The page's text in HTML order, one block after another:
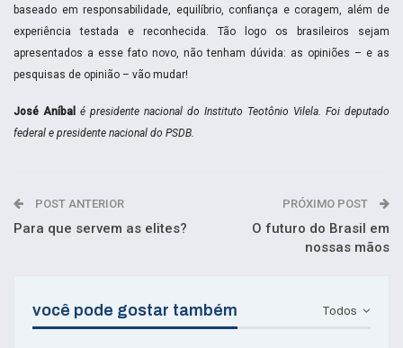
baseado em responsabilidade, equilíbrio, confiança e coragem, além de
experiência testada e reconhecida. Tão logo os brasileiros sejam
apresentados a esse fato novo, não tenham dúvida: as opiniões – e as
pesquisas de opinião – vão mudar!
José Aníbal é presidente nacional do Instituto Teotônio Vilela. Foi deputado
federal e presidente nacional do PSDB.
POST ANTERIOR
Para que servem as elites?
PRÓXIMO POST
O futuro do Brasil em
nossas mãos
Todos
você pode gostar também